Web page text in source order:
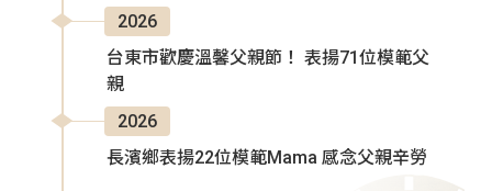
2026
台東市歡慶溫馨父親節！ 表揚71位模範父
親
2026
長濱鄉表揚22位模範Mama 感念父親辛勞